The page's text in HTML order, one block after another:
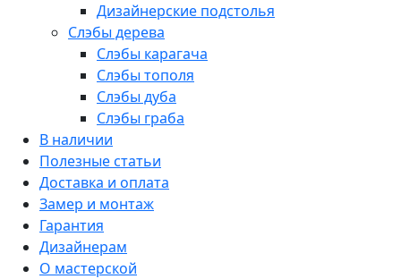
Дизайнерские подстолья
Слэбы дерева
Слэбы карагача
Слэбы тополя
Слэбы дуба
Слэбы граба
В наличии
Полезные статьи
Доставка и оплата
Замер и монтаж
Гарантия
Дизайнерам
О мастерской